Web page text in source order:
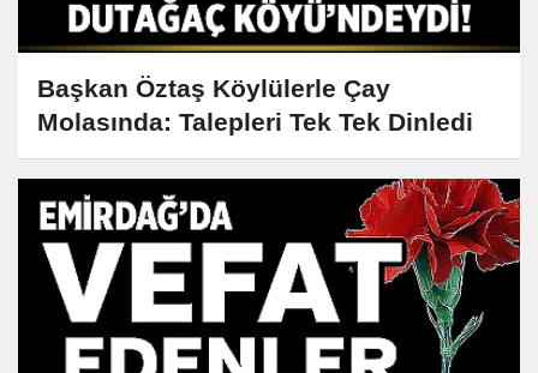
Başkan Öztaş Köylülerle Çay
Molasında: Talepleri Tek Tek Dinledi